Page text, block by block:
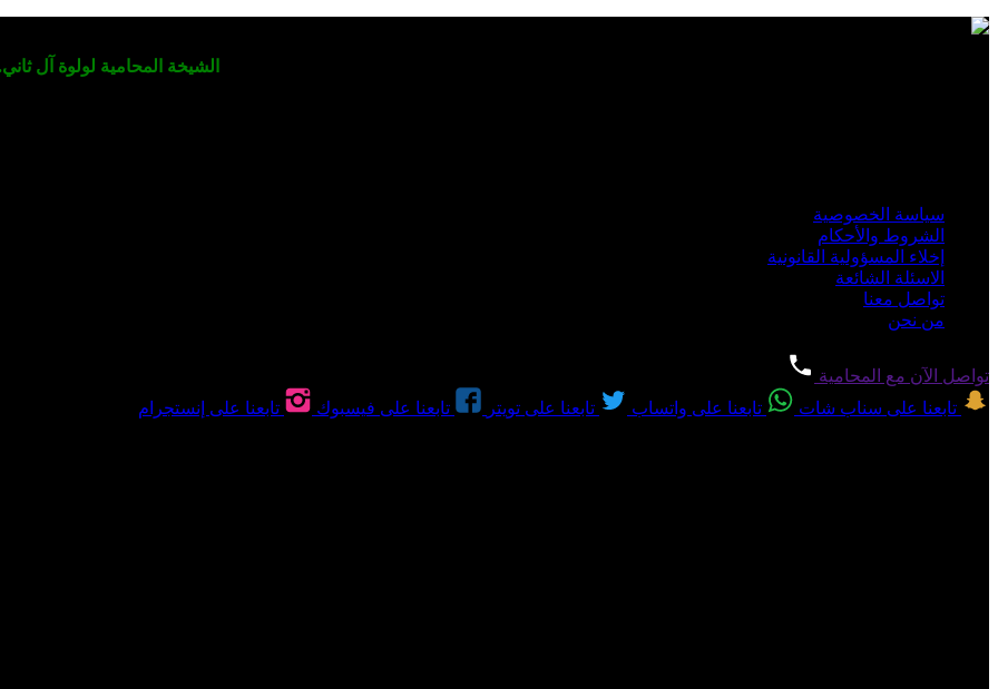
الشيخة المحامية لولوة آل
سياسة الخصوصية
الشروط والأحكام
إخلاء المسؤولية القانونية
الاسئلة الشائعة
تواصل معنا
من نحن
تواصل الآن مع المحامية
تابعنا على سناب شات
تابعنا على واتساب تابعنا على تويتر تابعنا على فيسبوك تابعنا على إنستجرام